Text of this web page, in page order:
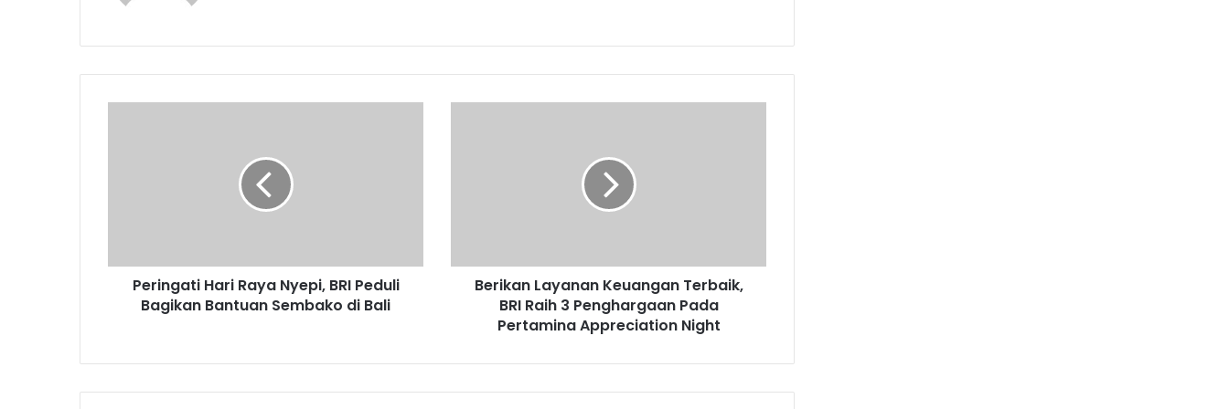
i
R
Peringati Hari Raya Nyepi, BRI Peduli
Bagikan Bantuan Sembako di Bali
a
n
Berikan Layanan Keuangan Terbaik,
BRI Raih 3 Penghargaan Pada
Pertamina Appreciation Night